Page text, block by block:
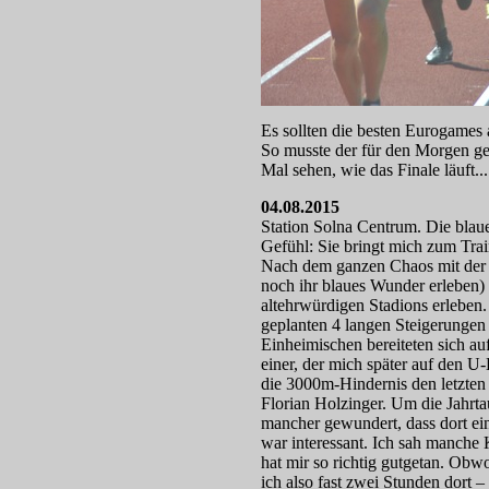
Es sollten die besten
So musste der für den Morgen
Mal sehen, wie das Finale läuft...
04.08.2015
Station Solna Centrum. Die
Gefühl: Sie bringt mich zum
Nach dem ganzen Chaos mit
noch ihr blaues Wunder
altehrwürdigen Stadions
geplanten 4 langen
Einheimischen bereiteten sich
einer, der mich später auf den
die 3000m-Hindernis den
Florian Holzinger. Um die
mancher gewundert, dass dort
war interessant. Ich sah
hat mir so richtig gutgetan.
ich also fast zwei Stunden dort